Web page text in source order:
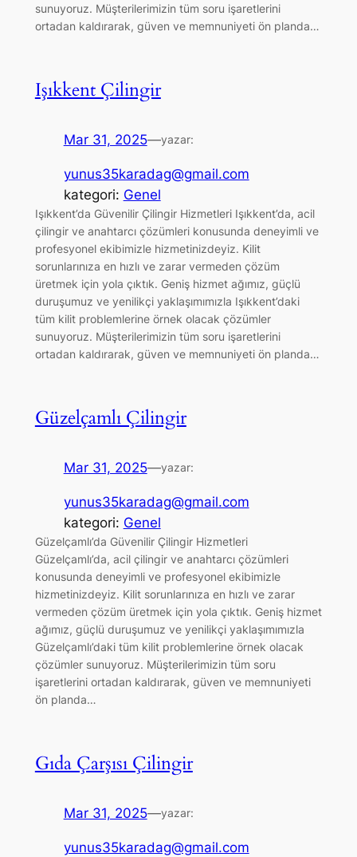
sunuyoruz. Müşterilerimizin tüm soru işaretlerini
ortadan kaldırarak, güven ve memnuniyeti ön planda…
Işıkkent Çilingir
Mar 31, 2025—yazar:
yunus35karadag@gmail.com
kategori: Genel
Işıkkent’da Güvenilir Çilingir Hizmetleri Işıkkent’da, acil
çilingir ve anahtarcı çözümleri konusunda deneyimli ve
profesyonel ekibimizle hizmetinizdeyiz. Kilit
sorunlarınıza en hızlı ve zarar vermeden çözüm
üretmek için yola çıktık. Geniş hizmet ağımız, güçlü
duruşumuz ve yenilikçi yaklaşımımızla Işıkkent’daki
tüm kilit problemlerine örnek olacak çözümler
sunuyoruz. Müşterilerimizin tüm soru işaretlerini
ortadan kaldırarak, güven ve memnuniyeti ön planda…
Güzelçamlı Çilingir
Mar 31, 2025—yazar:
yunus35karadag@gmail.com
kategori: Genel
Güzelçamlı’da Güvenilir Çilingir Hizmetleri
Güzelçamlı’da, acil çilingir ve anahtarcı çözümleri
konusunda deneyimli ve profesyonel ekibimizle
hizmetinizdeyiz. Kilit sorunlarınıza en hızlı ve zarar
vermeden çözüm üretmek için yola çıktık. Geniş hizmet
ağımız, güçlü duruşumuz ve yenilikçi yaklaşımımızla
Güzelçamlı’daki tüm kilit problemlerine örnek olacak
çözümler sunuyoruz. Müşterilerimizin tüm soru
işaretlerini ortadan kaldırarak, güven ve memnuniyeti
ön planda…
Gıda Çarşısı Çilingir
Mar 31, 2025—yazar:
yunus35karadag@gmail.com